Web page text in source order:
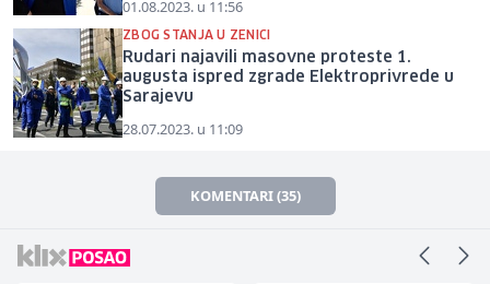
01.08.2023. u 11:56
ZBOG STANJA U ZENICI
Rudari najavili masovne proteste 1.
augusta ispred zgrade Elektroprivrede u
Sarajevu
28.07.2023. u 11:09
KOMENTARI (35)